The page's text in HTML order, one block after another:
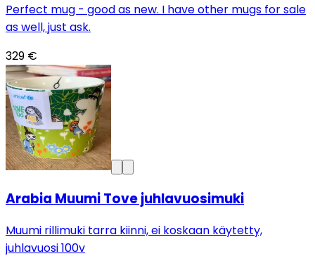
Perfect mug - good as new. I have other mugs for sale
as well, just ask.
329 €
Arabia Muumi Tove juhlavuosimuki
Muumi rillimuki tarra kiinni, ei koskaan käytetty,
juhlavuosi 100v